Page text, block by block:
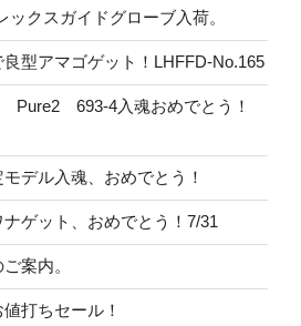
クスガイドグローブ入荷。
型アマゴゲット！LHFFD-No.165
Pure2 693-4入魂おめでとう！
デル入魂、おめでとう！
ゲット、おめでとう！7/31
案内。
打ちセール！